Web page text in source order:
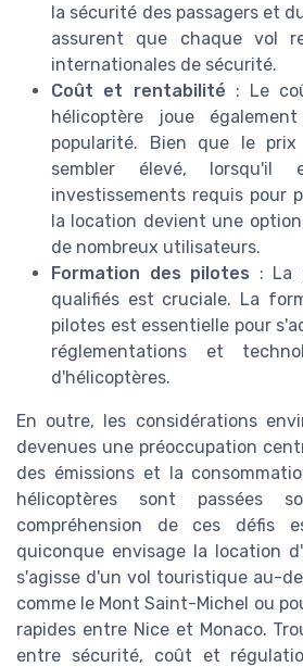
la sécurité des passagers et
assurent que chaque vol
internationales de sécurité.
Coût et rentabilité : Le
hélicoptère joue
popularité. Bien que le
sembler élevé, lorsqu'il
investissements requis pour
la location devient une
de nombreux utilisateurs.
Formation des pilotes : La
qualifiés est cruciale. La
pilotes est essentielle pour
réglementations et
d'hélicoptères.
En outre, les considérations
devenues une préoccupation
des émissions et la
hélicoptères sont passées
compréhension de ces défis
quiconque envisage la location
s'agisse d'un vol touristique au-
comme le Mont Saint-Michel ou
rapides entre Nice et Monaco.
entre sécurité, coût et